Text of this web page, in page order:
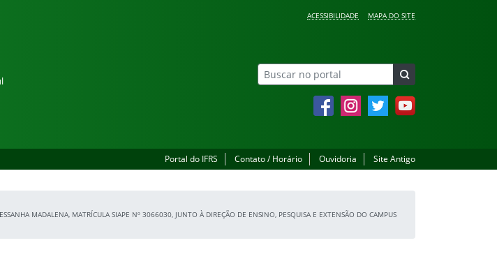
ACESSIBILIDADE MAPA DO SITE
FacebookInstagramTwitter YouTube
Portal do IFRS Contato / Horário Ouvidoria Site Antigo
MADALENA, MATRÍCULA SIAPE Nº 3066030, JUNTO À DIREÇÃO DE ENSINO, PESQUISA E EXTENSÃO DO CAMPUS